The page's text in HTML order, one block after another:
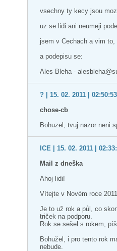
vsechny ty kecy jsou
uz se lidi ani neumeji
jsem v Cechach a vim
a podepisu se:
Ales Bleha -
? | 15. 02. 2011 | 02:50:53
chose-cb
Bohuzel, tvuj nazor neni
ICE | 15. 02. 2011 |
Mail z dneška
Ahoj lidi!
Vítejte v Novém roce
Je to už rok a půl, co
triček na podporu.
Rok se sešel s rokem,
Bohužel, i pro tento rok
nebude.